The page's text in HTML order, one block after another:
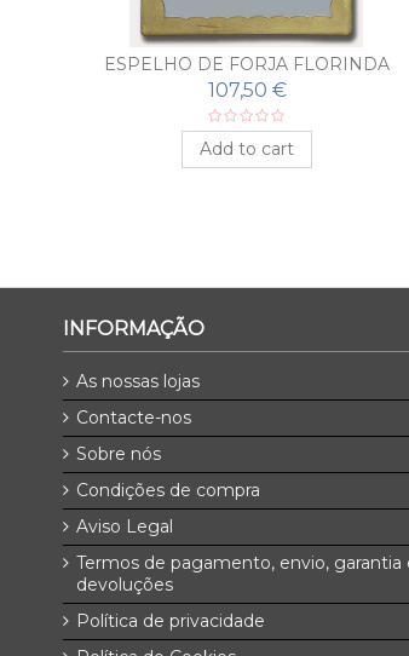
ESPELHO DE FORJA FLORINDA
107,50 €
Add to cart
INFORMAÇÃO
As nossas lojas
Contacte-nos
Sobre nós
Condições de compra
Aviso Legal
Termos de pagamento, envio, garantia
devoluções
Política de privacidade